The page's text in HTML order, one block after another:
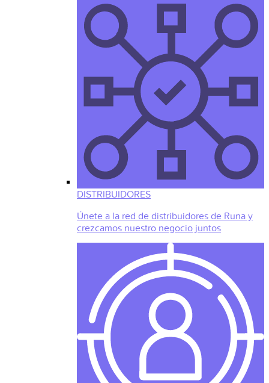
DISTRIBUIDORES
Únete a la red de distribuidores de Runa y
crezcamos nuestro negocio juntos